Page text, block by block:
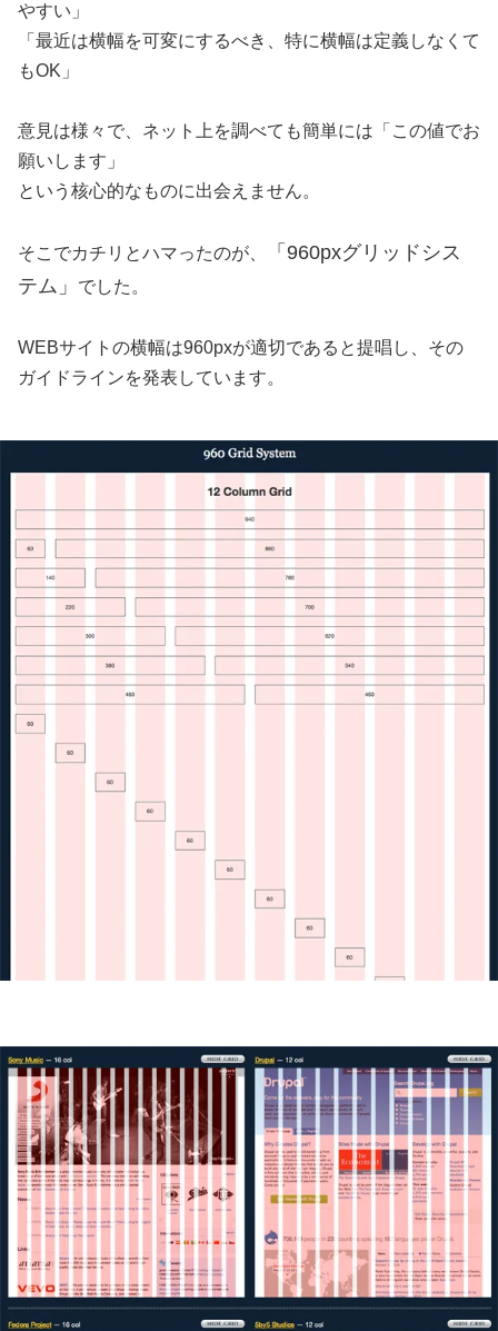
やすい」
「最近は横幅を可変にするべき、特に横幅は定義しなくて
もOK」
意見は様々で、ネット上を調べても簡単には「この値でお
願いします」
という核心的なものに出会えません。
そこでカチリとハマったのが、
「960pxグリッドシス
テム」
でした。
WEBサイトの横幅は960pxが適切であると提唱し、その
ガイドラインを発表しています。